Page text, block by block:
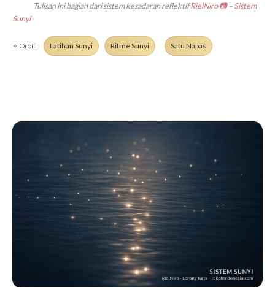
Tulisan ini bagian dari sistem kesadaran reflektifRielNiro 📷– Sistem
Sunyi
✧ Orbit Latihan Sunyi Ritme Sunyi Satu Napas